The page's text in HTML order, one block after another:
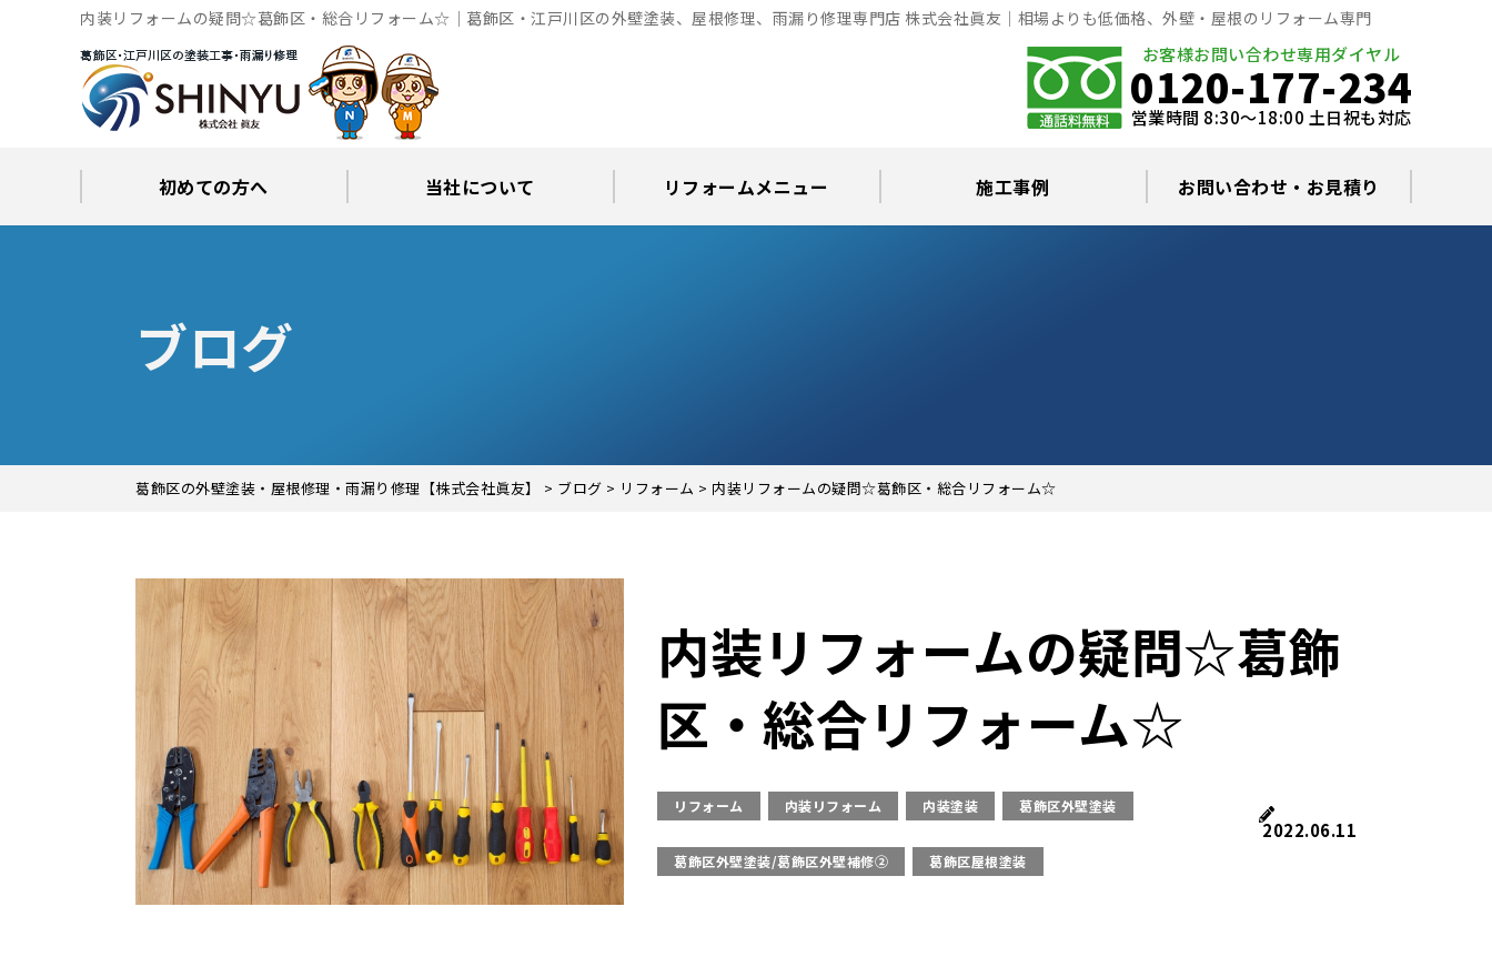
内装リフォームの疑問☆葛飾区・総合リフォーム☆｜葛飾区・江戸川区の外壁塗装、屋根修理、雨漏り修理専門店 株式会社眞友｜相場よりも低価格、外壁・屋根のリフォーム専門
お客様お問い合わせ専用ダイヤル
0120-177-234
営業時間 8:30～18:00 土日祝も対応
初めての方へ 当社について リフォームメニュー 施工事例 お問い合わせ・お見積り
ブログ
葛飾区の外壁塗装・屋根修理・雨漏り修理【株式会社眞友】 > ブログ > リフォーム > 内装リフォームの疑問☆葛飾区・総合リフォーム☆
内装リフォームの疑問☆葛飾
区・総合リフォーム☆
リフォーム 内装リフォーム 内装塗装 葛飾区外壁塗装
葛飾区外壁塗装/葛飾区外壁補修② 葛飾区屋根塗装
2022.06.11